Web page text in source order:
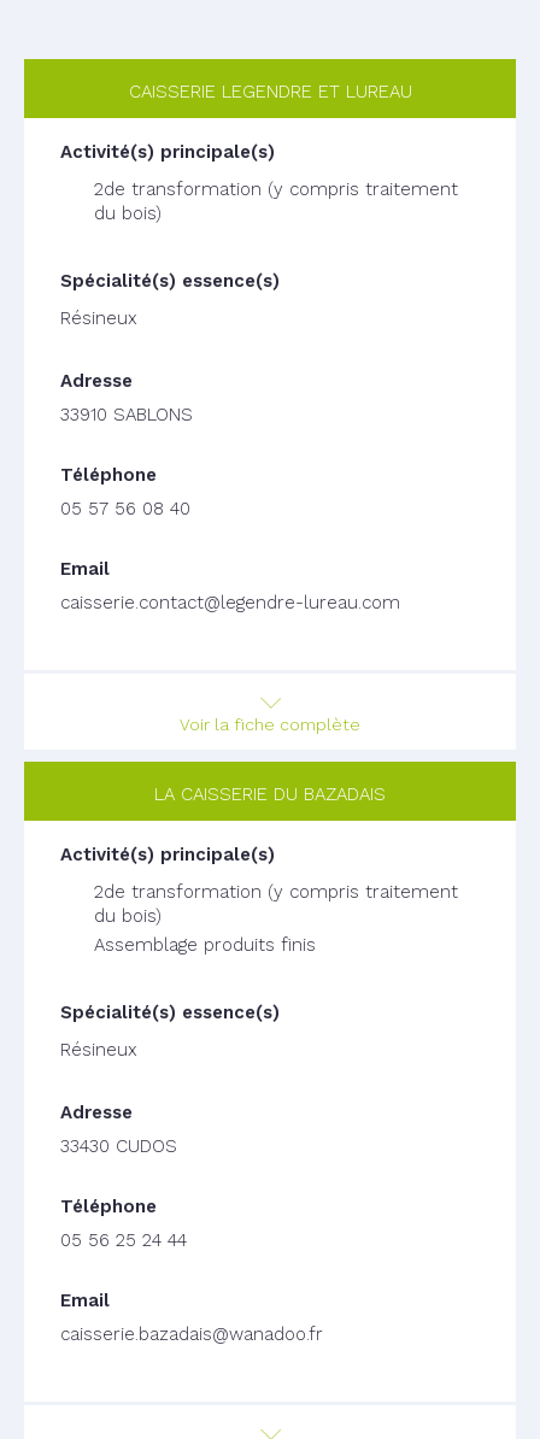
CAISSERIE LEGENDRE ET LUREAU
2de transformation (y compris traitement
du bois)
Résineux
33910 SABLONS
05 57 56 08 40
caisserie.contact@legendre-lureau.com
Voir la fiche complète
LA CAISSERIE DU BAZADAIS
2de transformation (y compris traitement
du bois)
Assemblage produits finis
Résineux
33430 CUDOS
05 56 25 24 44
caisserie.bazadais@wanadoo.fr